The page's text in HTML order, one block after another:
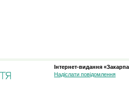
Інтернет-видання
Надіслати повідомлення